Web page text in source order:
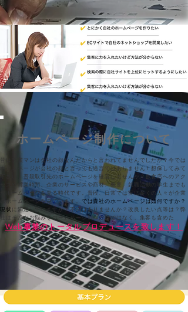
上記でお困りの方は是非一度お問い合わせ下さい
ホームページ制作について
昔は営業マンは会社の顔なんだからと言われてませんでしたか？今では
ホームページが会社の顔と言っても過言ではありません！想像してみて
下さい、普段取引先のホームページを確認しませんか？飲食店へのアク
セスや営業時間、企業のサービスや商材、概要、 就職活動の学生までも
がホームページを見る時代です。 普段、日常では実に多くの人々が企業
のホームページを見ています。 では貴社のホームページは如何ですか？​
現状 に満足していますか？不満はありませんか？改良したい点等は？ 弊
社はそんなお悩みをホームページ制作だけではなく、集客も含めた
Web事業の​トータルプロデュースを致します！